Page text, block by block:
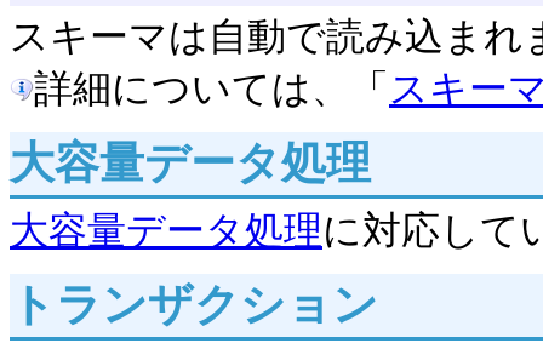
スキーマは自動で読み込まれ
詳細については、「 スキー
大容量データ処理
大容量データ処理に対応して
トランザクション